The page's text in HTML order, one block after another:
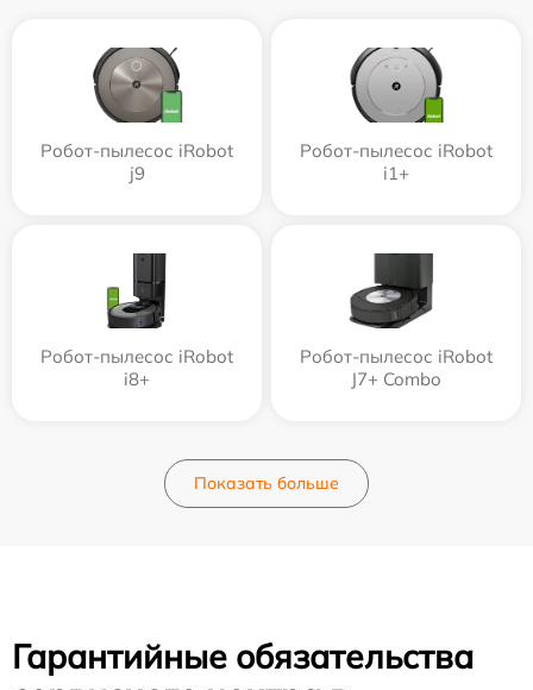
Робот-пылесос iRobot
j9
Робот-пылесос iRobot
i1+
Робот-пылесос iRobot
i8+
Робот-пылесос iRobot
J7+ Combo
Показать больше
Гарантийные обязательства